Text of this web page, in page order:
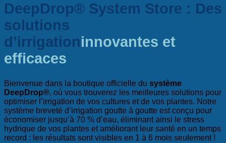
DeepDrop® System Store : Des
solutions
d’irrigationinnovantes et
efficaces
Bienvenue dans la boutique officielle du système
DeepDrop®, où vous trouverez les meilleures solutions pour
optimiser l’irrigation de vos cultures et de vos plantes. Notre
système breveté d’irrigation goutte à goutte est conçu pour
économiser jusqu’à 70 % d’eau, éliminant ainsi le stress
hydrique de vos plantes et améliorant leur santé en un temps
record : les résultats sont visibles en 1 à 6 mois seulement !